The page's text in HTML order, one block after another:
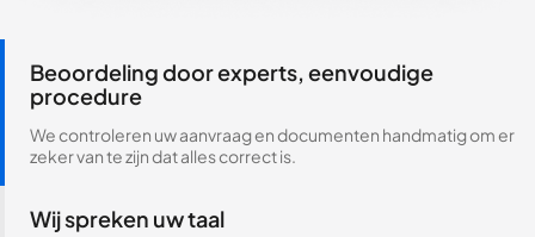
Beoordeling door experts, eenvoudige
procedure
We controleren uw aanvraag en documenten handmatig om er
zeker van te zijn dat alles correct is.
Wij spreken uw taal